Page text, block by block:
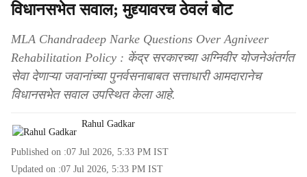
विधानसभेत सवाल; मुद्द्यावरच ठेवलं बोट
MLA Chandradeep Narke Questions Over Agniveer
Rehabilitation Policy : केंद्र सरकारच्या अग्निवीर योजनेअंतर्गत
सेवा देणाऱ्या जवानांच्या पुनर्वसनाबाबत सत्ताधारी आमदारानेच
विधानसभेत सवाल उपस्थित केला आहे.
Rahul Gadkar
Published on :07 Jul 2026, 5:33 PM IST
Updated on :07 Jul 2026, 5:33 PM IST